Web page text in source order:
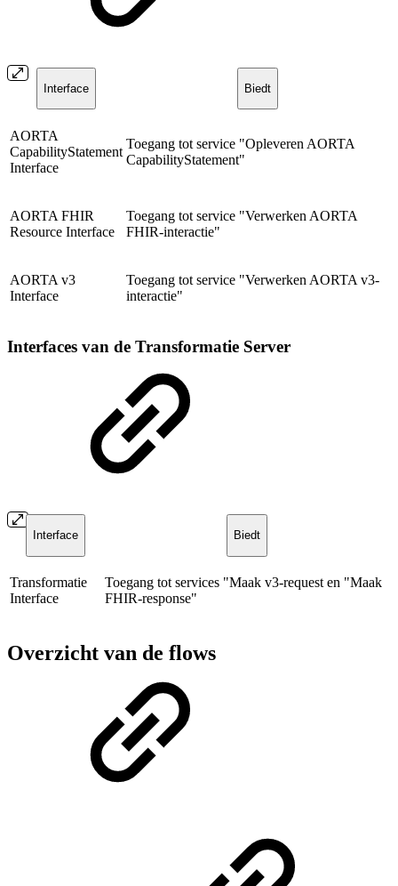
Interface Biedt
AORTA
CapabilityStatement
Interface
Toegang tot service "Opleveren AORTA
CapabilityStatement"
AORTA FHIR
Resource Interface
Toegang tot service "Verwerken AORTA
FHIR-interactie"
AORTA v3
Interface
Toegang tot service "Verwerken AORTA v3-
interactie"
Interfaces van de Transformatie Server
Interface Biedt
Transformatie
Interface
Toegang tot services "Maak v3-request en "Maak
FHIR-response"
Overzicht van de flows